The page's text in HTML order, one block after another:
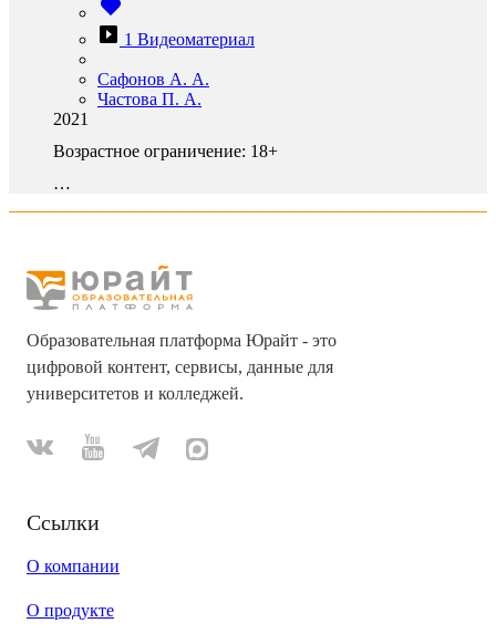
1 Видеоматериал
Сафонов А. А.
Частова П. А.
2021
Возрастное ограничение: 18+
…
Образовательная платформа Юрайт - это
цифровой контент, сервисы, данные для
университетов и колледжей.
Ссылки
О компании
О продукте